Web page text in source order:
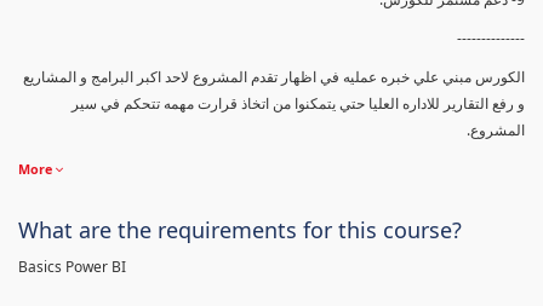
--------------
الكورس مبني علي خبره عمليه في اظهار تقدم المشروع لاحد اكبر البرامج و المشاريع
و رفع التقارير للاداره العليا حتي يتمكنوا من اتخاذ قرارت مهمه تتحكم في سير
المشروع.
More
What are the requirements for this course?
Basics Power BI